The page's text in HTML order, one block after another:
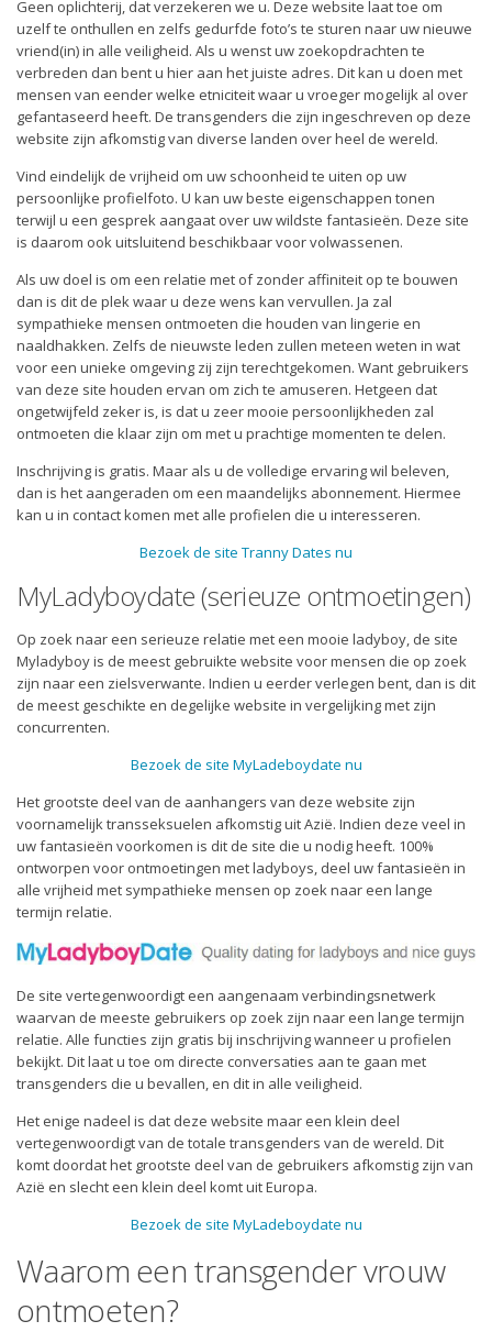
Geen oplichterij, dat verzekeren we u. Deze website laat toe om
uzelf te onthullen en zelfs gedurfde foto’s te sturen naar uw nieuwe
vriend(in) in alle veiligheid. Als u wenst uw zoekopdrachten te
verbreden dan bent u hier aan het juiste adres. Dit kan u doen met
mensen van eender welke etniciteit waar u vroeger mogelijk al over
gefantaseerd heeft. De transgenders die zijn ingeschreven op deze
website zijn afkomstig van diverse landen over heel de wereld.
Vind eindelijk de vrijheid om uw schoonheid te uiten op uw
persoonlijke profielfoto. U kan uw beste eigenschappen tonen
terwijl u een gesprek aangaat over uw wildste fantasieën. Deze site
is daarom ook uitsluitend beschikbaar voor volwassenen.
Als uw doel is om een relatie met of zonder affiniteit op te bouwen
dan is dit de plek waar u deze wens kan vervullen. Ja zal
sympathieke mensen ontmoeten die houden van lingerie en
naaldhakken. Zelfs de nieuwste leden zullen meteen weten in wat
voor een unieke omgeving zij zijn terechtgekomen. Want gebruikers
van deze site houden ervan om zich te amuseren. Hetgeen dat
ongetwijfeld zeker is, is dat u zeer mooie persoonlijkheden zal
ontmoeten die klaar zijn om met u prachtige momenten te delen.
Inschrijving is gratis. Maar als u de volledige ervaring wil beleven,
dan is het aangeraden om een maandelijks abonnement. Hiermee
kan u in contact komen met alle profielen die u interesseren.
Bezoek de site Tranny Dates nu
MyLadyboydate (serieuze ontmoetingen)
Op zoek naar een serieuze relatie met een mooie ladyboy, de site
Myladyboy is de meest gebruikte website voor mensen die op zoek
zijn naar een zielsverwante. Indien u eerder verlegen bent, dan is dit
de meest geschikte en degelijke website in vergelijking met zijn
concurrenten.
Bezoek de site MyLadeboydate nu
Het grootste deel van de aanhangers van deze website zijn
voornamelijk transseksuelen afkomstig uit Azië. Indien deze veel in
uw fantasieën voorkomen is dit de site die u nodig heeft. 100%
ontworpen voor ontmoetingen met ladyboys, deel uw fantasieën in
alle vrijheid met sympathieke mensen op zoek naar een lange
termijn relatie.
De site vertegenwoordigt een aangenaam verbindingsnetwerk
waarvan de meeste gebruikers op zoek zijn naar een lange termijn
relatie. Alle functies zijn gratis bij inschrijving wanneer u profielen
bekijkt. Dit laat u toe om directe conversaties aan te gaan met
transgenders die u bevallen, en dit in alle veiligheid.
Het enige nadeel is dat deze website maar een klein deel
vertegenwoordigt van de totale transgenders van de wereld. Dit
komt doordat het grootste deel van de gebruikers afkomstig zijn van
Azië en slecht een klein deel komt uit Europa.
Bezoek de site MyLadeboydate nu
Waarom een transgender vrouw
ontmoeten?